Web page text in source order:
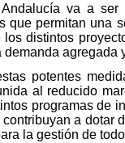
Andalucía va a
que permitan una
distintos
potentes
al reducido
programas de
a dotar
la gestión de